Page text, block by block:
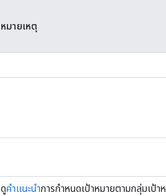
หมายเหตุ
ดูคําแนะนําการกําหนดเป้าหมายตามกลุ่มเป้